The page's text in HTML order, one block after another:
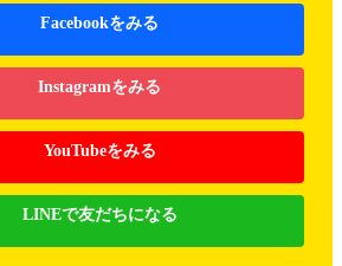
Facebookをみる
Instagramをみる
YouTubeをみる
LINEで友だちになる